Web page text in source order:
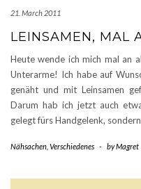
21. March 2011
LEINSAMEN, MAL
Heute wende ich mich mal an
Unterarme! Ich habe auf
genäht und mit Leinsamen
Darum hab ich jetzt auch
gelegt fürs Handgelenk, sondern
Nähsachen Verschiedenes - byMagret